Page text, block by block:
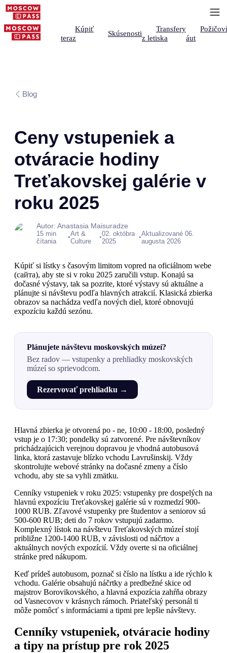
Kúpiť
teraz
Skúsenosti
Transfery
z letiska
áut
Blog
Ceny vstupeniek a
otváracie hodiny
Treťakovskej galérie v
roku 2025
Autor: Anastasia Maisuradze
15 min
čítania
•Art &
Culture
•02. októbra
2025
•Aktualizované 06.
augusta 2026
Kúpiť si lístky s časovým limitom vopred na oficiálnom webe
(сайта), aby ste si v roku 2025 zaručili vstup. Konajú sa
dočasné výstavy, tak sa pozrite, ktoré výstavy sú aktuálne a
plánujte si návštevu podľa hlavných atrakcií. Klasická zbierka
obrazov sa nachádza vedľa nových diel, ktoré obnovujú
expozíciu každú sezónu.
Plánujete návštevu moskovských múzeí?
Bez radov — vstupenky a prehliadky moskovských
múzeí so sprievodcom.
Rezervovať prehliadku →
Hlavná zbierka je otvorená po - ne, 10:00 - 18:00, posledný
vstup je o 17:30; pondelky sú zatvorené. Pre návštevníkov
prichádzajúcich verejnou dopravou je vhodná autobusová
linka, ktorá zastavuje blízko vchodu Lavrušinskij. Vždy
skontrolujte webové stránky na dočasné zmeny a číslo
vchodu, aby ste sa vyhli zmätku.
Cenníky vstupeniek v roku 2025: vstupenky pre dospelých na
hlavnú expozíciu Treťakovskej galérie sú v rozmedzí 900-
1000 RUB. Zľavové vstupenky pre študentov a seniorov sú
500-600 RUB; deti do 7 rokov vstupujú zadarmo.
Komplexný lístok na návštevu Treťakovských múzeí stojí
približne 1200-1400 RUB, v závislosti od náčrtov a
aktuálnych nových expozícií. Vždy overte si na oficiálnej
stránke pred nákupom.
Keď prídeš autobusom, poznač si číslo na lístku a ide rýchlo k
vchodu. Galérie obsahujú náčrtky a predbežné skice od
majstrov Borovikovského, a hlavná expozícia zahŕňa obrazy
od Vasnecovov v krásnych rámoch. Priateľský personál ti
môže pomôcť s informáciami a tipmi pre lepšie návštevy.
Cenníky vstupeniek, otváracie hodiny
a tipy na prístup pre rok 2025